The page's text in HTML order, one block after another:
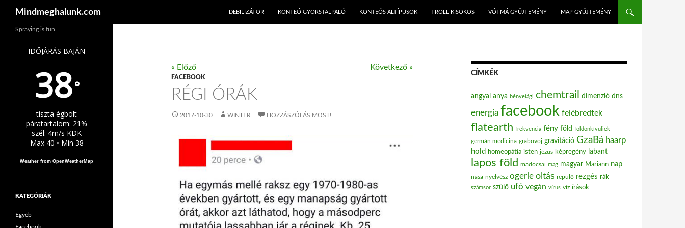
Mindmeghalunk.com
DEBILIZÁTOR
KONTEÓ GYORSTALPALÓ KONTEÓS ALTÍPUSOK TROLL KISOKOS VÓTMÁ GYŰJTEMÉNY MAP GYŰJTEMÉNY
« Előző Következő »
FACEBOOK
RÉGI ÓRÁK
2017-10-30 WINTER HOZZÁSZÓLÁS MOST!
CÍMKÉK
angyal anya bényeiági chemtrail dimenzió dns
energia facebook felébredtek
flatearth frekvencia fény föld földönkívüliek
germán medicina grabovoj gravitáció GzaBá haarp
hold homeopátia isten jézus képregény labant
lapos föld madocsai mag magyar Mariann nap
nasa nyelvész ogerle oltás repülő rezgés rák
számsor szülő ufó vegán vírus víz írások
Spraying is fun
IDŐJÁRÁS BAJÁN
38°
tiszta égbolt
páratartalom: 21%
szél: 4m/s KDK
Max 40 • Min 38
Weather from OpenWeatherMap
KATEGÓRIÁK
Egyéb